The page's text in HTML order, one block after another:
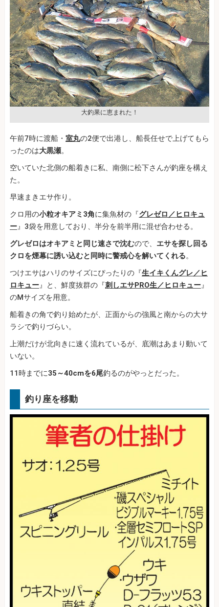
大釣果に恵まれた！
午前7時に渡船・ 室丸の2便で出港し、船長任せで上げてもら
ったのは大黒瀬。
空いていた北側の船着きに私、南側に松下さんが釣座を構え
た。
早速まきエサ作り。
クロ用の小粒オキアミ3角に集魚材の『グレゼロ／ヒロキュ
ー』3袋を用意しており、半分を前半用に混ぜ合わせる。
グレゼロはオキアミと同じ速さで沈むので、 エサを探し回る
クロを煙幕に誘い込むと同時に警戒心を解いてくれる。
つけエサはハリのサイズにぴったりの『生イキくんグレ／ヒ
ロキュー』と、鮮度抜群の『刺しエサPRO生／ヒロキュー』
のMサイズを用意。
船着きの角で釣り始めたが、正面からの強風と南からの大サ
ラシで釣りづらい。
上潮だけが北向きに速く流れているが、底潮はあまり動いて
いない。
11時までに35～40cmを6尾釣るのがやっとだった。
釣り座を移動